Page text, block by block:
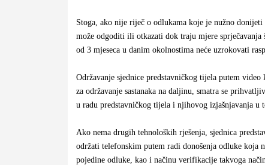
Stoga, ako nije riječ o odlukama koje je nužno
može odgoditi ili otkazati dok traju mjere
od 3 mjeseca u danim okolnostima neće uzrokovati
Održavanje sjednice predstavničkog tijela putem
za održavanje sastanaka na daljinu, smatra se
u radu predstavničkog tijela i njihovog izjašnjavanja u
Ako nema drugih tehnoloških rješenja, sjednica
održati telefonskim putem radi donošenja odluke koja
pojedine odluke, kao i načinu verifikacije takvoga